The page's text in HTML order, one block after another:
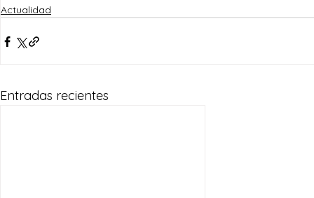
Actualidad
Entradas recientes